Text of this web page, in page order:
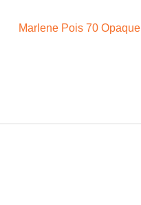
Marlene Pois 70 Opaque